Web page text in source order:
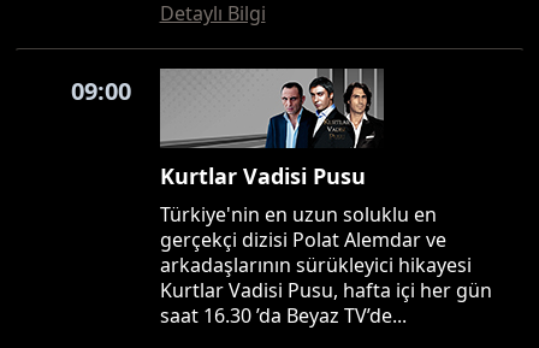
Detaylı Bilgi
09:00
Kurtlar Vadisi Pusu
Türkiye'nin en uzun soluklu en
gerçekçi dizisi Polat Alemdar ve
arkadaşlarının sürükleyici hikayesi
Kurtlar Vadisi Pusu, hafta içi her gün
saat 16.30 ’da Beyaz TV’de...